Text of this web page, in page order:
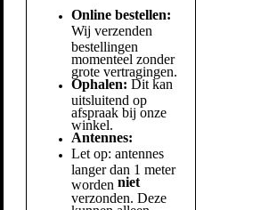
Online bestellen:
Wij verzenden
bestellingen
momenteel zonder
grote vertragingen.
Ophalen: Dit kan
uitsluitend op
afspraak bij onze
winkel.
Antennes:
Let op: antennes
langer dan 1 meter
worden niet
verzonden. Deze